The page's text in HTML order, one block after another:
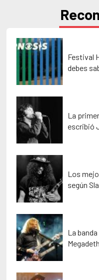
Festival
debes
La
escribió
Los
según
La